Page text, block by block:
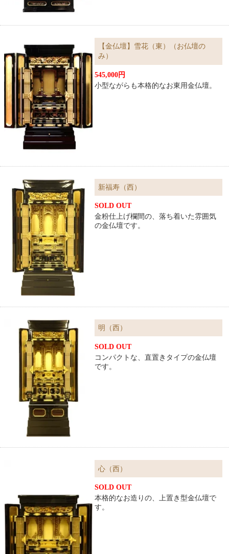
【金仏壇】雪花（東）（お仏壇の
み）
545,000円
小型ながらも本格的なお東用金仏壇。
新福寿（西）
SOLD OUT
金粉仕上げ欄間の、落ち着いた雰囲気
の金仏壇です。
明（西）
SOLD OUT
コンパクトな、直置きタイプの金仏壇
です。
心（西）
SOLD OUT
本格的なお造りの、上置き型金仏壇で
す。